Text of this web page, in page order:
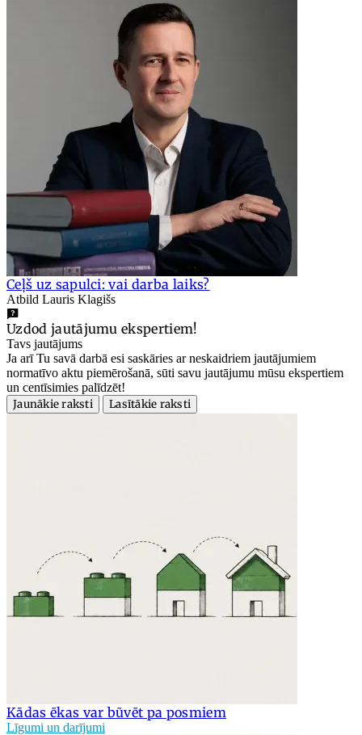
Ceļš uz sapulci: vai darba laiks?
Atbild Lauris Klagišs
Uzdod jautājumu ekspertiem!
Tavs jautājums
Ja arī Tu savā darbā esi saskāries ar neskaidriem jautājumiem
normatīvo aktu piemērošanā, sūti savu jautājumu mūsu ekspertiem
un centīsimies palīdzēt!
Jaunākie raksti
Lasītākie raksti
Kādas ēkas var būvēt pa posmiem
Līgumi un darījumi